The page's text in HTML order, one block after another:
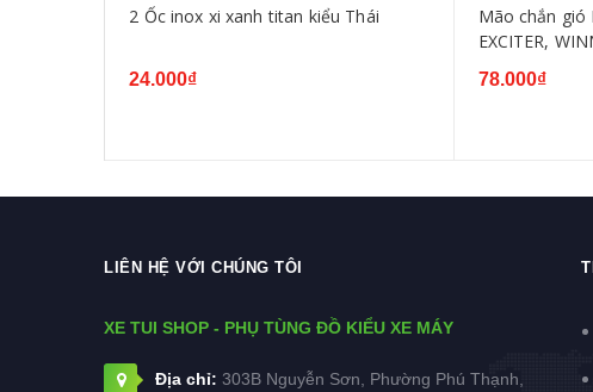
2 Ốc inox xi xanh titan kiểu Thái
24.000₫
Mão chắn gió
EXCITER,
tím
78.000₫
LIÊN HỆ VỚI CHÚNG TÔI
XE TUI SHOP - PHỤ TÙNG ĐỒ KIỂU XE MÁY
Địa chỉ: 303B Nguyễn Sơn, Phường Phú Thạnh,